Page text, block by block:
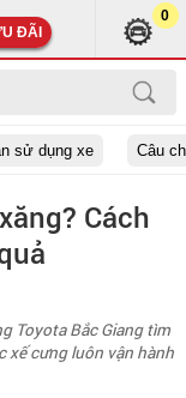
ĐÃI
0
sử dụng xe Câu
Cách
Toyota Bắc Giang tìm
xế cưng luôn vận hành